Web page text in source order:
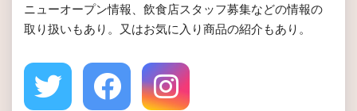
ニューオープン情報、飲食店スタッフ募集などの情報の
取り扱いもあり。又はお気に入り商品の紹介もあり。